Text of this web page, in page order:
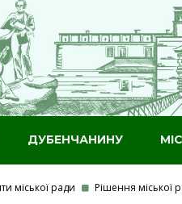
ДУБЕНЧАНИНУ
міської ради Рішення міської